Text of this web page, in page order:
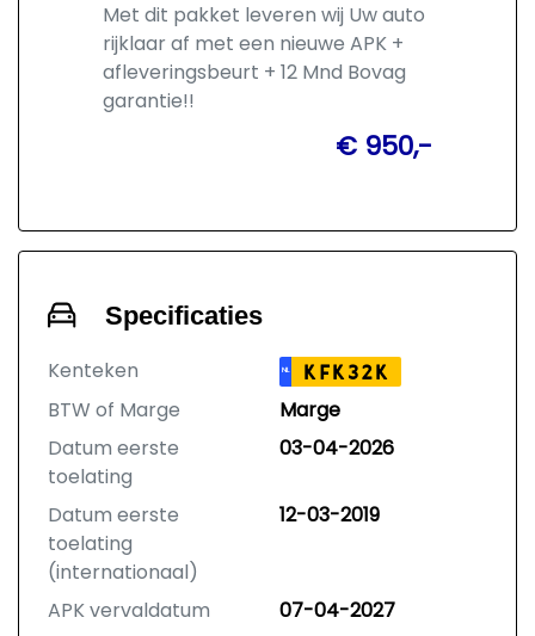
Met dit pakket leveren wij Uw auto
rijklaar af met een nieuwe APK +
afleveringsbeurt + 12 Mnd Bovag
garantie!!
€ 950,-
Specificaties
Kenteken NL KFK32K
BTW of Marge
Marge
Datum eerste
toelating
03-04-2026
Datum eerste
toelating
(internationaal)
12-03-2019
APK vervaldatum
07-04-2027